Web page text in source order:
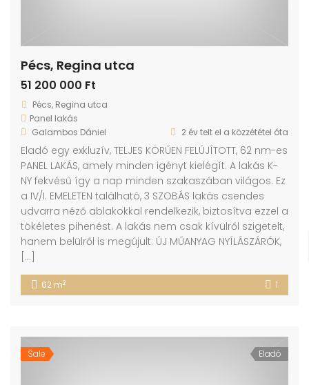
Pécs, Regina utca
51 200 000 Ft
Pécs, Regina utca
Panel lakás
Galambos Dániel
2 év telt el a közzététel óta
Eladó egy exkluzív, TELJES KÖRŰEN FELÚJÍTOTT, 62 nm-es
PANEL LAKÁS, amely minden igényt kielégít. A lakás K-
NY fekvésű így a nap minden szakaszában világos. Ez
a IV/I. EMELETEN található, 3 SZOBÁS lakás csendes
udvarra néző ablakokkal rendelkezik, biztosítva ezzel a
tökéletes pihenést. A lakás nem csak kívülről szigetelt,
hanem belülről is megújult: ÚJ MŰANYAG NYÍLÁSZÁRÓK,
[…]
62 m2 1
Sale Eladó